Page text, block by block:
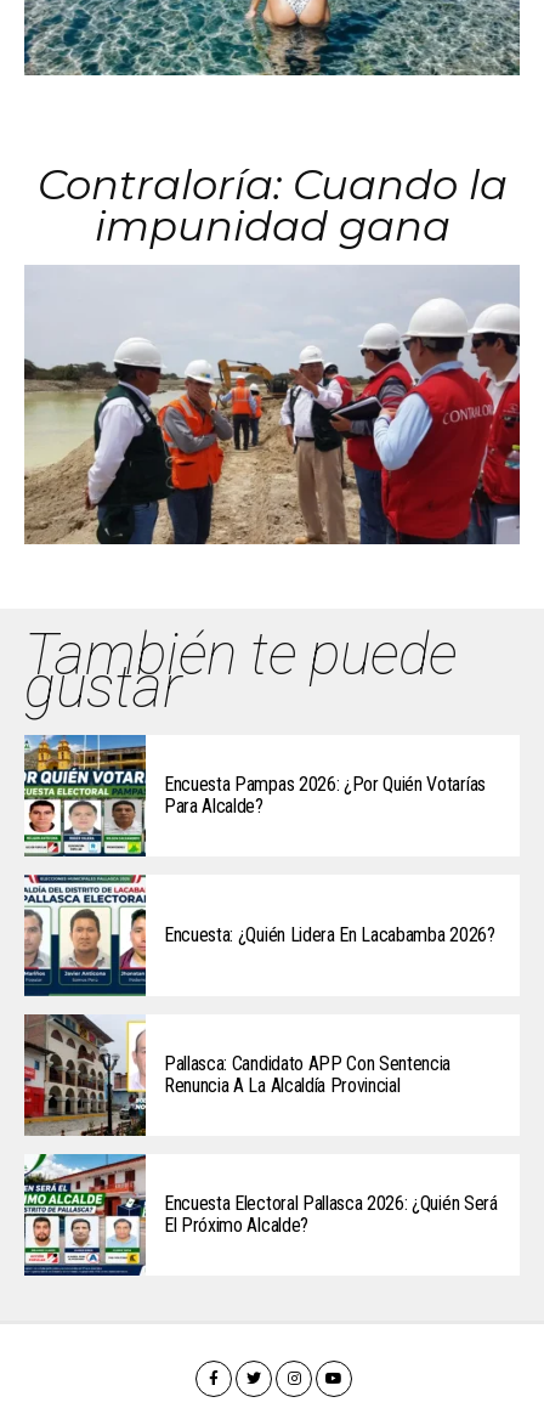
Contraloría: Cuando la
impunidad gana
También te puede
gustar
Encuesta Pampas 2026: ¿Por Quién Votarías
Para Alcalde?
Encuesta: ¿Quién Lidera En Lacabamba 2026?
Pallasca: Candidato APP Con Sentencia
Renuncia A La Alcaldía Provincial
Encuesta Electoral Pallasca 2026: ¿Quién Será
El Próximo Alcalde?